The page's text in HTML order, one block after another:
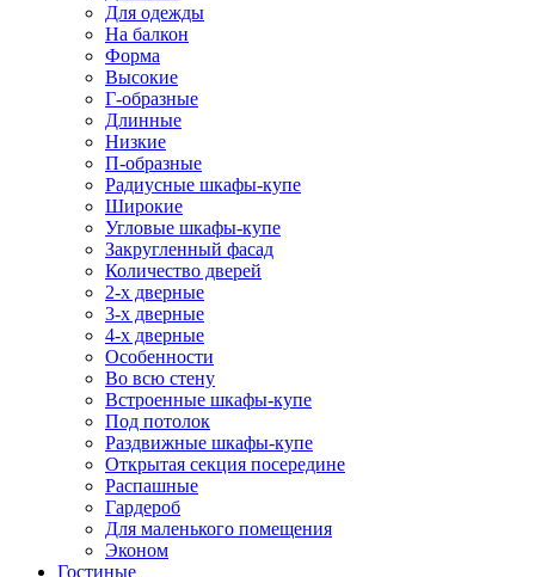
Для одежды
На балкон
Форма
Высокие
Г-образные
Длинные
Низкие
П-образные
Радиусные шкафы-купе
Широкие
Угловые шкафы-купе
Закругленный фасад
Количество дверей
2-х дверные
3-х дверные
4-х дверные
Особенности
Во всю стену
Встроенные шкафы-купе
Под потолок
Раздвижные шкафы-купе
Открытая секция посередине
Распашные
Гардероб
Для маленького помещения
Эконом
Гостиные